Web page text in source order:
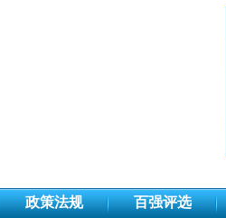
政策法规 百强评选